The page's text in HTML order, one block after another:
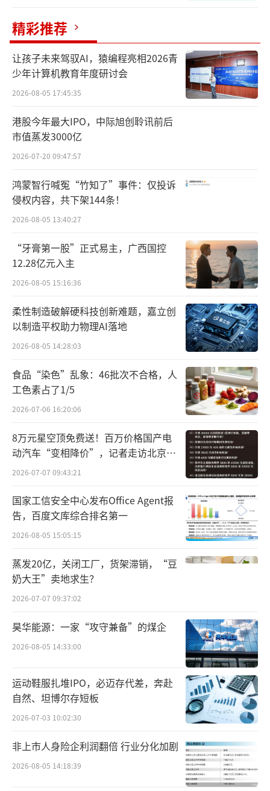
市场预期，保持人民币汇率在合理均衡水平上
的基本稳定。
会议指出，要引导大型银行发挥金融服务
实体经济主力军作用，推动中小银行聚焦主责
主业，增强银行资本实力。用好各类结构性货
币政策工具，优化工具管理，扎实做好金
融“五篇大文章”，加强对扩大内需、科技创
做好支持民营经济发展壮大的金融服务。维护
金融市场稳定运行。切实推进金融高水平双向
险防控能力。
会议强调，要全面贯彻落实党的二十届四
中全会、中央经济工作会议和全国两会精神，
按照党中央、国务院的决策部署，牢牢把握高
质量发展首要任务，扎实推进中国式现代化，
完整准确全面贯彻新发展理念，加快构建新发
展格局。统筹好总供给和总需求的关系，着力
扩大内需、优化供给，做优增量、盘活存量，
增强经济发展内生动力，进一步做强国内大循
环，做优国内国际双循环，不断巩固拓展经济
稳中向好势头。 （责任编辑：zx0280）
精彩推荐
让孩子未来驾驭AI，猿编程亮相2026青
少年计算机教育年度研讨会
2026-08-05 17:45:35
港股今年最大IPO，中际旭创聆讯前后
市值蒸发3000亿
2026-07-20 09:47:57
鸿蒙智行喊冤“竹知了”事件：仅投诉
侵权内容，共下架144条！
2026-08-05 13:40:27
“牙膏第一股”正式易主，广西国控
12.28亿元入主
2026-08-05 15:16:36
柔性制造破解硬科技创新难题，嘉立创
以制造平权助力物理AI落地
2026-08-05 14:28:03
食品“染色”乱象：46批次不合格，人
工色素占了1/5
2026-07-06 16:20:06
8万元星空顶免费送！百万价格国产电
动汽车“变相降价”，记者走访北京门
店…
2026-07-07 09:43:21
国家工信安全中心发布Office Agent报
告，百度文库综合排名第一
2026-08-05 15:05:15
蒸发20亿，关闭工厂，货架滞销，“豆
奶大王”卖地求生？
2026-07-07 09:37:02
昊华能源：一家“攻守兼备”的煤企
2026-08-05 14:33:00
运动鞋服扎堆IPO，必迈存代差，奔赴
自然、坦博尔存短板
2026-07-03 10:02:30
非上市人身险企利润翻倍 行业分化加剧
2026-08-05 14:18:39